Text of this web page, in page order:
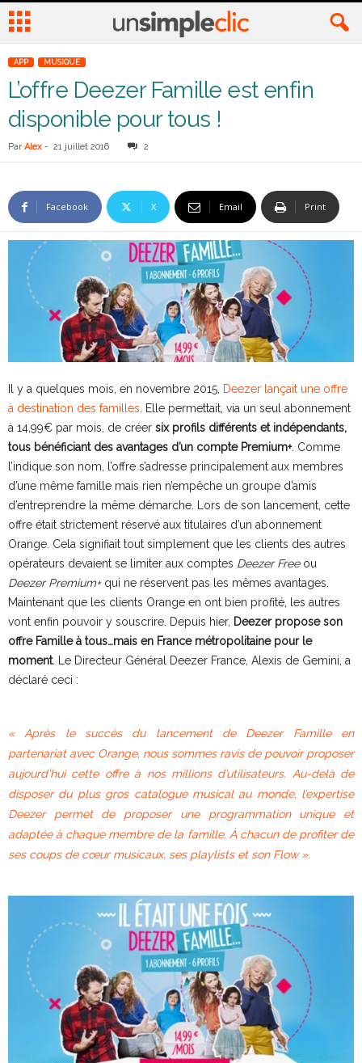
APP MUSIQUE
L’offre Deezer Famille est enfin
disponible pour tous !
Par Alex - 21 juillet 2016 2
Facebook X Email Print
Il y a quelques mois, en novembre 2015, Deezer lançait une offre
à destination des familles . Elle permettait, via un seul abonnement
à 14,99€ par mois, de créer six profils différents et indépendants,
tous bénéficiant des avantages d’un compte Premium+. Comme
l’indique son nom, l’offre s’adresse principalement aux membres
d’une même famille mais rien n’empêche un groupe d’amis
d’entreprendre la même démarche. Lors de son lancement, cette
offre était strictement réservé aux titulaires d’un abonnement
Orange. Cela signifiait tout simplement que les clients des autres
opérateurs devaient se limiter aux comptes Deezer Freeou
Deezer Premium+qui ne réservent pas les mêmes avantages.
Maintenant que les clients Orange en ont bien profité, les autres
vont enfin pouvoir y souscrire. Depuis hier, Deezer propose son
offre Famille à tous…mais en France métropolitaine pour le
moment. Le Directeur Général Deezer France, Alexis de Gemini, a
déclaré ceci :
« Après le succès du lancement de Deezer Famille en
partenariat avec Orange, nous sommes ravis de pouvoir proposer
aujourd’hui cette offre à nos millions d’utilisateurs. Au-delà de
disposer du plus gros catalogue musical au monde, l’expertise
Deezer permet de proposer une programmation unique et
adaptée à chaque membre de la famille. À chacun de profiter de
ses coups de cœur musicaux, ses playlists et son Flow ».